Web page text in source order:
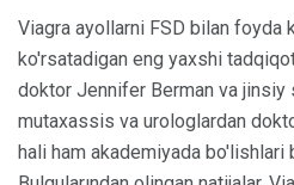
Viagra ayollarni FSD bilan foyda
ko'rsatadigan eng yaxshi
doktor Jennifer Berman va jinsiy
mutaxassis va urologlardan
hali ham akademiyada bo'lishlari